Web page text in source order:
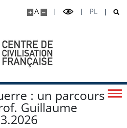
A PL
: un parcours
Guillaume